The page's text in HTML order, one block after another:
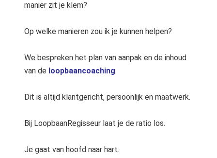
manier zit je klem?
Op welke manieren zou ik je kunnen helpen?
We bespreken het plan van aanpak en de inhoud
van de loopbaancoaching.
Dit is altijd klantgericht, persoonlijk en maatwerk.
Bij LoopbaanRegisseur laat je de ratio los.
Je gaat van hoofd naar hart.